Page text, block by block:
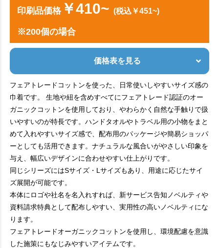
印刷品価格￥410~ (税込￥451~)
※200個の場合
価格表を見る
フェアトレードコットンを使った、日常使いしやすいサイズ感の
巾着です。 生地や紐を含めすべてにフェアトレード認証のオー
ガニックコットンを使用しており、やわらかく自然な手触りで扱
いやすいのが特長です。ハンドタオルやトラベル用の小物をまと
めて入れやすいサイズ感で、配布用のパッケージや簡易ショッパ
ーとしても活用できます。ナチュラルな風合いがやさしい印象を
与え、幅広いデザインに合わせやすい仕上がりです。
同じシリーズにはSサイズ・Lサイズもあり、用途に応じたサイ
ズ展開が可能です。
本体にロゴや社名を名入れすれば、新サービス告知ノベルティや
資料請求特典として配布しやすい、実用性の高いノベルティにな
ります。
フェアトレードオーガニックコットンを使用し、環境配慮を意識
した施策にもなじみやすいアイテムです。